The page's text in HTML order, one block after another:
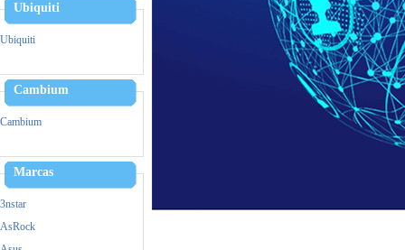
Ubiquiti
Ubiquiti
Cambium
Cambium
Marcas
3nstar
AsRock